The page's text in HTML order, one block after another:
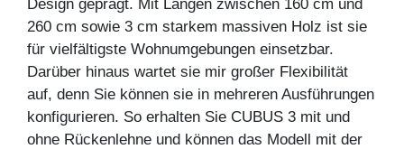
Design geprägt. Mit Längen zwischen 160 cm und
260 cm sowie 3 cm starkem massiven Holz ist sie
für vielfältigste Wohnumgebungen einsetzbar.
Darüber hinaus wartet sie mir großer Flexibilität
auf, denn Sie können sie in mehreren Ausführungen
konfigurieren. So erhalten Sie CUBUS 3 mit und
ohne Rückenlehne und können das Modell mit der